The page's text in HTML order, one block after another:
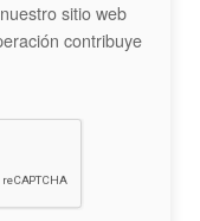
sitio web
contribuye